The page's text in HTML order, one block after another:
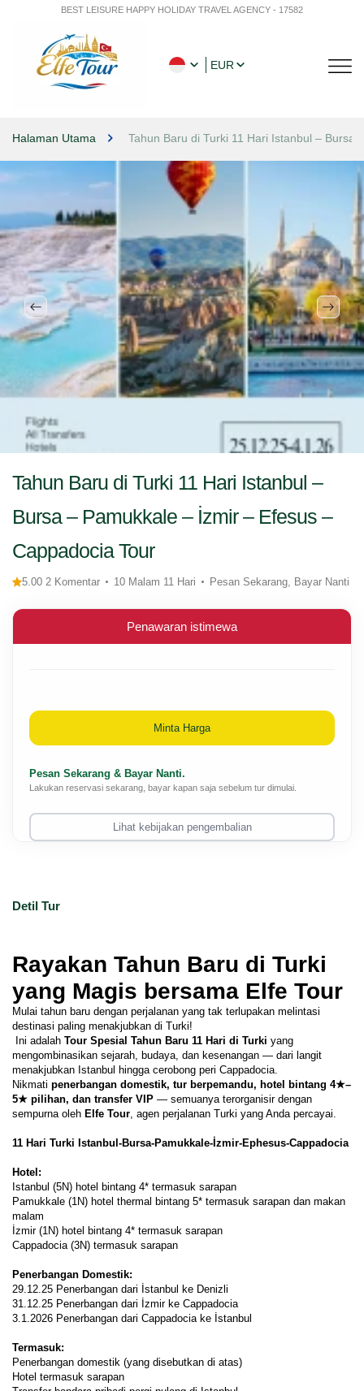
BEST LEISURE HAPPY HOLIDAY TRAVEL AGENCY - 17582
EUR
Halaman Utama Tahun Baru di Turki 11 Hari Istanbul – Bursa
Detil Tur
Rayakan Tahun Baru di Turki
yang Magis bersama Elfe Tour
Mulai tahun baru dengan perjalanan yang tak terlupakan melintasi
destinasi paling menakjubkan di Turki!
Ini adalah Tour Spesial Tahun Baru 11 Hari di Turki yang
mengombinasikan sejarah, budaya, dan kesenangan — dari langit
menakjubkan Istanbul hingga cerobong peri Cappadocia.
Nikmati penerbangan domestik, tur berpemandu, hotel bintang 4★–
5★ pilihan, dan transfer VIP — semuanya terorganisir dengan
sempurna oleh Elfe Tour, agen perjalanan Turki yang Anda percayai.
11 Hari Turki Istanbul-Bursa-Pamukkale-İzmir-Ephesus-Cappadocia
Hotel:
Istanbul (5N) hotel bintang 4* termasuk sarapan
Pamukkale (1N) hotel thermal bintang 5* termasuk sarapan dan makan
malam
İzmir (1N) hotel bintang 4* termasuk sarapan
Cappadocia (3N) termasuk sarapan
Penerbangan Domestik:
29.12.25 Penerbangan dari İstanbul ke Denizli
31.12.25 Penerbangan dari İzmir ke Cappadocia
3.1.2026 Penerbangan dari Cappadocia ke İstanbul
Termasuk:
Penerbangan domestik (yang disebutkan di atas)
Hotel termasuk sarapan
Tahun Baru di Turki 11 Hari Istanbul –
Bursa – Pamukkale – İzmir – Efesus –
Cappadocia Tour
5.00 2 Komentar 10 Malam 11 Hari Pesan Sekarang, Bayar Nanti
Penawaran istimewa
Minta Harga
Pesan Sekarang & Bayar Nanti.
Lakukan reservasi sekarang, bayar kapan saja sebelum tur dimulai.
Lihat kebijakan pengembalian